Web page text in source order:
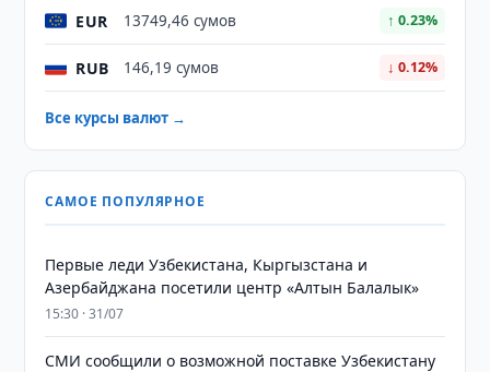
EUR 13749,46 сумов ↑ 0.23%
RUB 146,19 сумов ↓ 0.12%
Все курсы валют →
САМОЕ ПОПУЛЯРНОЕ
Первые леди Узбекистана, Кыргызстана и
Азербайджана посетили центр «Алтын Балалык»
15:30 · 31/07
СМИ сообщили о возможной поставке Узбекистану